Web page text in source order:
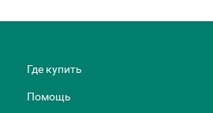
Где купить
Помощь